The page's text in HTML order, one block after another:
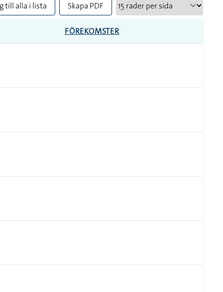
till alla i lista Skapa PDF
FÖREKOMSTER